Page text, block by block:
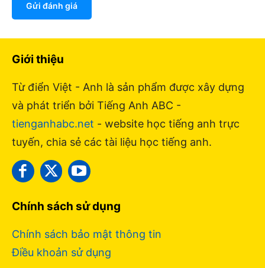
Gửi đánh giá
Giới thiệu
Từ điển Việt - Anh là sản phẩm được xây dựng
và phát triển bởi Tiếng Anh ABC -
tienganhabc.net - website học tiếng anh trực
tuyến, chia sẻ các tài liệu học tiếng anh.
Chính sách sử dụng
Chính sách bảo mật thông tin
Điều khoản sử dụng